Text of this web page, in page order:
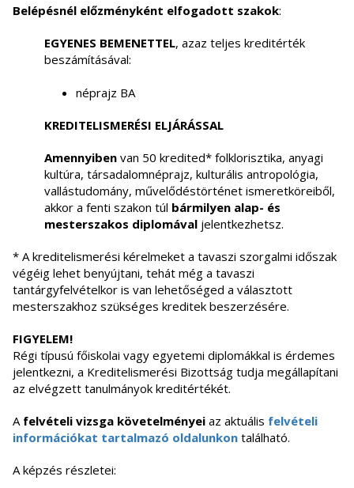
Belépésnél előzményként elfogadott szakok:
EGYENES BEMENETTEL, azaz teljes kreditérték
beszámításával:
néprajz BA
KREDITELISMERÉSI ELJÁRÁSSAL
Amennyiben van 50 kredited* folklorisztika, anyagi
kultúra, társadalomnéprajz, kulturális antropológia,
vallástudomány, művelődéstörténet ismeretköreiből,
akkor a fenti szakon túl bármilyen alap- és
mesterszakos diplomával jelentkezhetsz.
* A kreditelismerési kérelmeket a tavaszi szorgalmi időszak
végéig lehet benyújtani, tehát még a tavaszi
tantárgyfelvételkor is van lehetőséged a választott
mesterszakhoz szükséges kreditek beszerzésére.
FIGYELEM!
Régi típusú főiskolai vagy egyetemi diplomákkal is érdemes
jelentkezni, a Kreditelismerési Bizottság tudja megállapítani
az elvégzett tanulmányok kreditértékét.
A felvételi vizsga követelményei az aktuális felvételi
információkat tartalmazó oldalunkon található.
A képzés részletei: